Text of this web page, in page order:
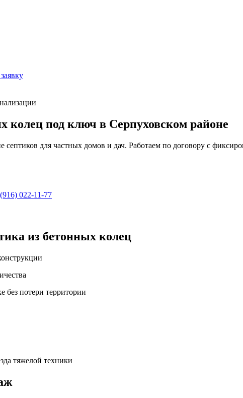
колец под ключ в Серпуховском районе
септиков для частных домов и дач. Работаем по договору с
022-11-77
из бетонных колец
без потери территории
тяжелой техники